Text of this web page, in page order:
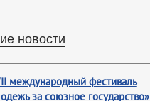
новости
международный фестиваль
за союзное государство»